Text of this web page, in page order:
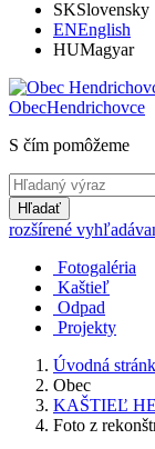
SKSlovensky
ENEnglish
HUMagyar
ObecHendrichovce
S čím pomôžeme
Hľadať
rozšírené
Fotogaléria
Kaštieľ
Odpad
Projekty
Úvodná
Obec
KAŠTIEĽ
Foto z